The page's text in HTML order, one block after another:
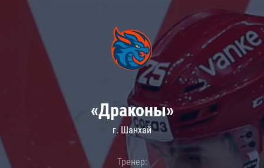
«Драконы»
г. Шанхай
Тренер: